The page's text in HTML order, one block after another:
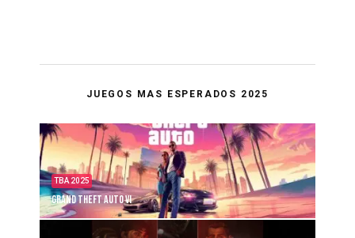
JUEGOS MAS ESPERADOS 2025
TBA 2025
Grand Theft Auto VI